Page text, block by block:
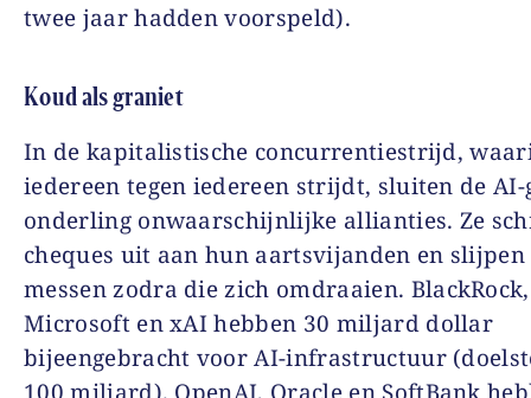
twee jaar hadden voorspeld).
Koud als graniet
In de kapitalistische concurrentiestrijd,
iedereen tegen iedereen strijdt, sluiten de
onderling onwaarschijnlijke allianties. Ze
cheques uit aan hun aartsvijanden en
messen zodra die zich omdraaien. BlackRock,
Microsoft en xAI hebben 30 miljard dollar
bijeengebracht voor AI-infrastructuur